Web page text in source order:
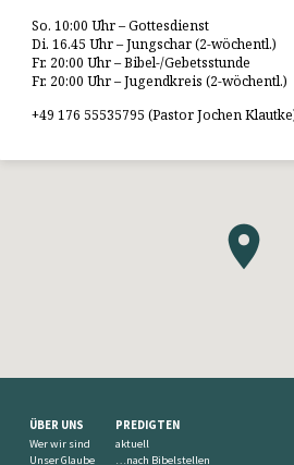
So. 10:00 Uhr – Gottesdienst
Di. 16.45 Uhr – Jungschar (2-wöchentl.)
Fr. 20:00 Uhr – Bibel-/Gebetsstunde
Fr. 20:00 Uhr – Jugendkreis (2-wöchentl.)
+49 176 55535795 (Pastor Jochen
ÜBER UNS
Wer wir sind
Unser Glaube
PREDIGTEN
aktuell
…nach Bibelstellen